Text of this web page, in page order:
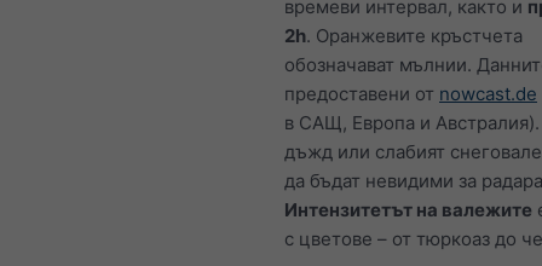
времеви интервал, както и
2h. Оранжевите кръстчета
обозначават мълнии.
предоставени от nowcast.de
в САЩ, Европа и
дъжд или слабият
да бъдат невидими за
Интензитетът на валежите
с цветове – от тюркоаз до